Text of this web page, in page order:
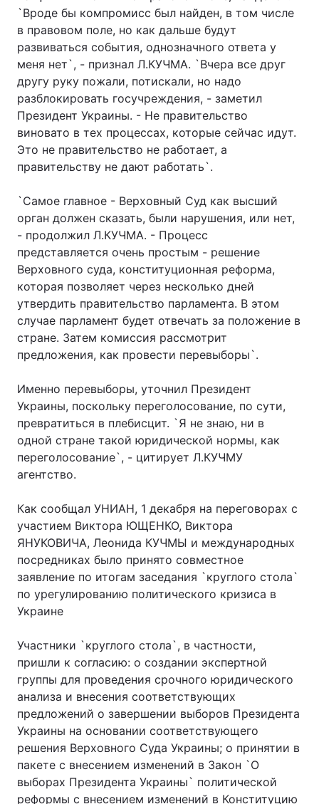
`Вроде бы компромисс был найден, в том числе
в правовом поле, но как дальше будут
развиваться события, однозначного ответа у
меня нет`, - признал Л.КУЧМА. `Вчера все друг
другу руку пожали, потискали, но надо
разблокировать госучреждения, - заметил
Президент Украины. - Не правительство
виновато в тех процессах, которые сейчас идут.
Это не правительство не работает, а
правительству не дают работать`.
`Самое главное - Верховный Суд как высший
орган должен сказать, были нарушения, или нет,
- продолжил Л.КУЧМА. - Процесс
представляется очень простым - решение
Верховного суда, конституционная реформа,
которая позволяет через несколько дней
утвердить правительство парламента. В этом
случае парламент будет отвечать за положение в
стране. Затем комиссия рассмотрит
предложения, как провести перевыборы`.
Именно перевыборы, уточнил Президент
Украины, поскольку переголосование, по сути,
превратиться в плебисцит. `Я не знаю, ни в
одной стране такой юридической нормы, как
переголосование`, - цитирует Л.КУЧМУ
агентство.
Как сообщал УНИАН, 1 декабря на переговорах с
участием Виктора ЮЩЕНКО, Виктора
ЯНУКОВИЧА, Леонида КУЧМЫ и международных
посредниках было принято совместное
заявление по итогам заседания `круглого стола`
по урегулированию политического кризиса в
Украине
Участники `круглого стола`, в частности,
пришли к согласию: о создании экспертной
группы для проведения срочного юридического
анализа и внесения соответствующих
предложений о завершении выборов Президента
Украины на основании соответствующего
решения Верховного Суда Украины; о принятии в
пакете с внесением изменений в Закон `О
выборах Президента Украины` политической
реформы с внесением изменений в Конституцию